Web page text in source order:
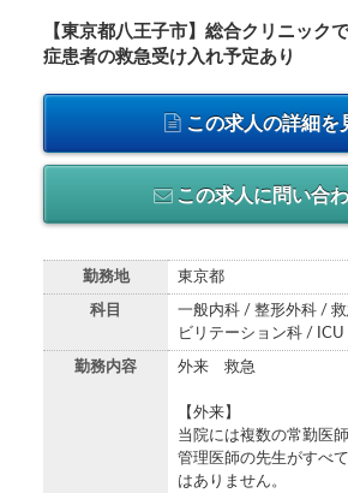
【東京都八王子市】総合クリニック
症患者の救急受け入れ予定あり
この求人の詳細を
この求人に問い合
勤務地 東京都
科目
一般内科 / 整形外科 /
ビリテーション科 / ICU
勤務内容 外来 救急
【外来】
当院には複数の常勤医
管理医師の先生がすべ
はありません。